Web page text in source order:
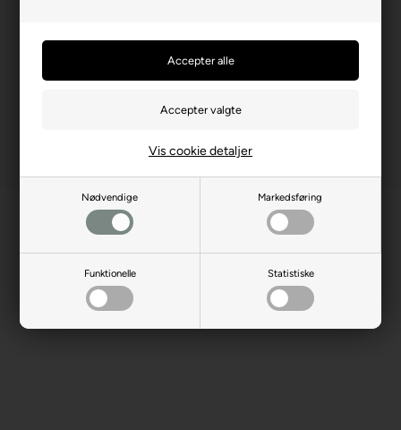
Nødvendige Markedsføring
Funktionelle Statistiske
Vis cookie detaljer
Ikke til børn under 3 år.